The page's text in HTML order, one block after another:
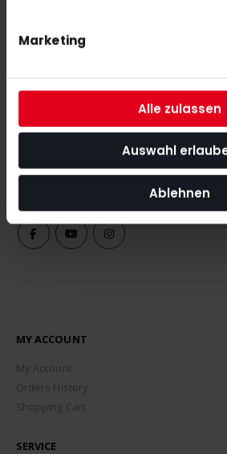
Marketing
Alle zulassen
Auswahl
Ablehnen
SUBSCRIBE NEWSLETTER
With our newsletter you are always up to
the latest news, tips and discount offers
MY ACCOUNT
My Account
Orders History
Shopping Cart
SERVICE